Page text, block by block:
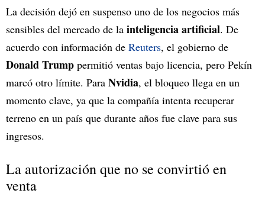
La decisión dejó en suspenso uno de los negocios más
sensibles del mercado de la inteligencia artificial. De
acuerdo con información de Reuters, el gobierno de
Donald Trump permitió ventas bajo licencia, pero Pekín
marcó otro límite. Para Nvidia, el bloqueo llega en un
momento clave, ya que la compañía intenta recuperar
terreno en un país que durante años fue clave para sus
ingresos.
La autorización que no se convirtió en
venta